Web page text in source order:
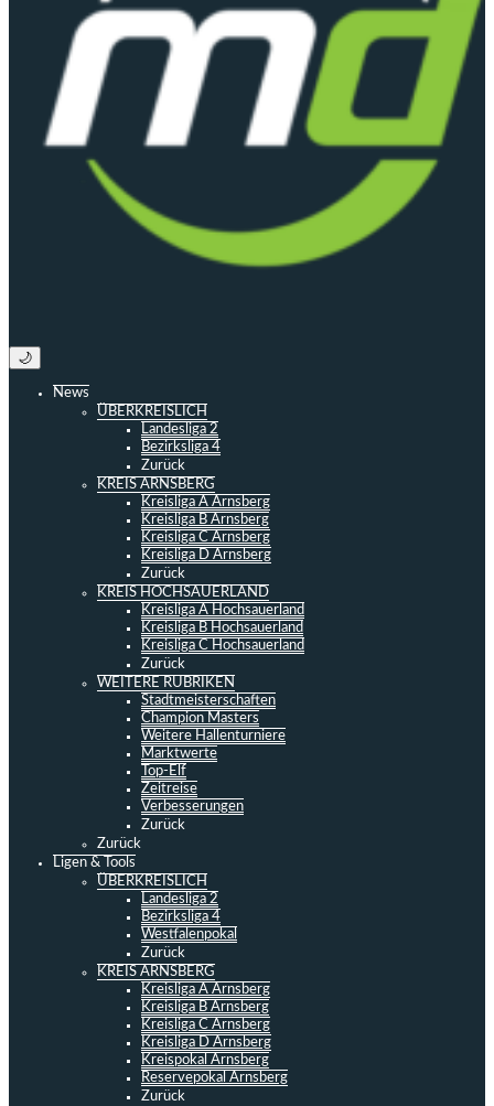
🌙
News
ÜBERKREISLICH
Landesliga 2
Bezirksliga 4
Zurück
KREIS ARNSBERG
Kreisliga A Arnsberg
Kreisliga B Arnsberg
Kreisliga C Arnsberg
Kreisliga D Arnsberg
Zurück
KREIS HOCHSAUERLAND
Kreisliga A Hochsauerland
Kreisliga B Hochsauerland
Kreisliga C Hochsauerland
Zurück
WEITERE RUBRIKEN
Stadtmeisterschaften
Champion Masters
Weitere Hallenturniere
Marktwerte
Top-Elf
Zeitreise
Verbesserungen
Zurück
Zurück
Ligen & Tools
ÜBERKREISLICH
Landesliga 2
Bezirksliga 4
Westfalenpokal
Zurück
KREIS ARNSBERG
Kreisliga A Arnsberg
Kreisliga B Arnsberg
Kreisliga C Arnsberg
Kreisliga D Arnsberg
Kreispokal Arnsberg
Reservepokal Arnsberg
Zurück